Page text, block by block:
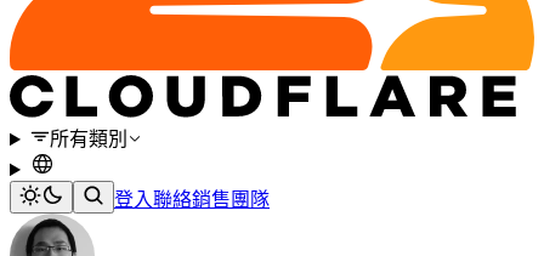
所有類別
登入聯絡銷售團隊